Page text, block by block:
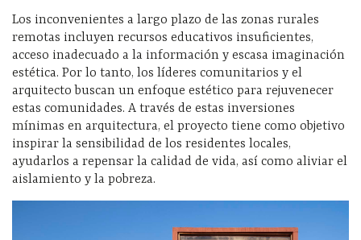
Los inconvenientes a largo plazo de las zonas rurales
remotas incluyen recursos educativos insuficientes,
acceso inadecuado a la información y escasa imaginación
estética. Por lo tanto, los líderes comunitarios y el
arquitecto buscan un enfoque estético para rejuvenecer
estas comunidades. A través de estas inversiones
mínimas en arquitectura, el proyecto tiene como objetivo
inspirar la sensibilidad de los residentes locales,
ayudarlos a repensar la calidad de vida, así como aliviar el
aislamiento y la pobreza.